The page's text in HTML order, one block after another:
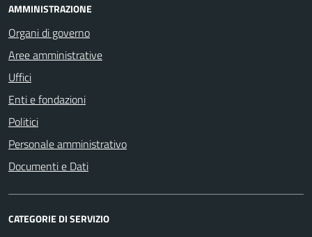
AMMINISTRAZIONE
Organi di governo
Aree amministrative
Uffici
Enti e fondazioni
Politici
Personale amministrativo
Documenti e Dati
CATEGORIE DI SERVIZIO